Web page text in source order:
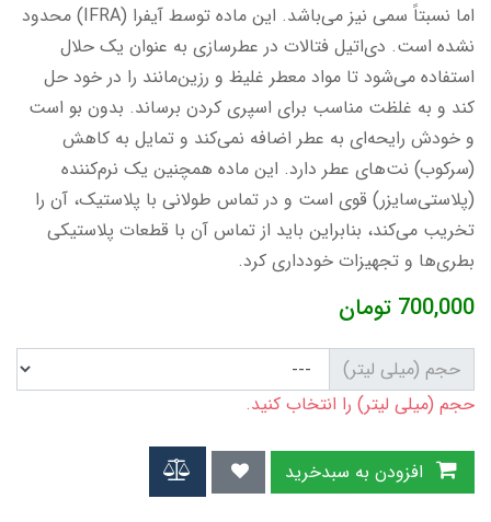
اما نسبتاً سمی نیز می‌باشد. این ماده توسط آیفرا (IFRA) محدود
نشده است. دی‌اتیل فتالات در عطرسازی به عنوان یک حلال
استفاده می‌شود تا مواد معطر غلیظ و رزین‌مانند را در خود حل
کند و به غلظت مناسب برای اسپری کردن برساند. بدون بو است
و خودش رایحه‌ای به عطر اضافه نمی‌کند و تمایل به کاهش
(سرکوب) نت‌های عطر دارد. این ماده همچنین یک نرم‌کننده
(پلاستی‌سایزر) قوی است و در تماس طولانی با پلاستیک، آن را
تخریب می‌کند، بنابراین باید از تماس آن با قطعات پلاستیکی
بطری‌ها و تجهیزات خودداری کرد.
700,000 تومان
حجم (میلی لیتر)
حجم (میلی لیتر) را انتخاب کنید.